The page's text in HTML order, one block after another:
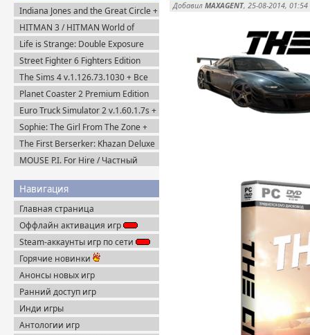
Indiana Jones and the Great Circle +
The Order of Giants v.1.0.17.0
(2024) Пиратка
HITMAN 3 / HITMAN World of
Assassination v.3.270.1 + Все DLC
(2016-2021) Пиратка
Life is Strange: Double Exposure
(2024) Пиратка
Street Fighter 6 Fighters Edition
(2023) Steam-Rip
The Sims 4 v.1.126.73.1030 + Все
DLC (2014-2025) Portable
Planet Coaster 2 Premium Edition
(2024) Steam-Rip
Euro Truck Simulator 2 v.1.60.1.7s +
Все DLC (2012) Пиратка
Sophie: The Girl From The Zone +
DLC (2026) Пиратка
The First Berserker: Khazan Deluxe
Edition (2025) Пиратка
MOUSE P.I. For Hire / Частный
Пиратка
Навигация
Главная страница
Оффлайн активация игр
Steam-аккаунты игр по сети
Горячие новинки
Анонсы новых игр
Ранний доступ игр
Инди игры
Антологии игр
Добавил MAXAGENT, 25-08-2014, 01:54